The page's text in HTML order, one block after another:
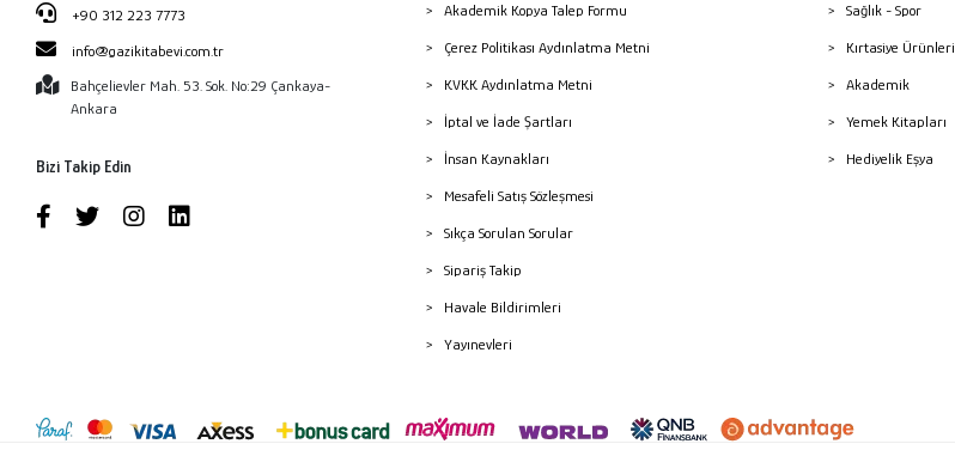
+90 312 223 7773
info@gazikitabevi.com.tr
Bahçelievler Mah. 53. Sok. No:29 Çankaya-
Ankara
Bizi Takip Edin
Akademik Kopya Talep Formu
Çerez Politikası Aydınlatma Metni
KVKK Aydınlatma Metni
İptal ve İade Şartları
İnsan Kaynakları
Mesafeli Satış Sözleşmesi
Sıkça Sorulan Sorular
Sipariş Takip
Havale Bildirimleri
Yayınevleri
Sağlık - Spor
Kırtasiye Ürünleri
Akademik
Yemek Kitapları
Hediyelik Eşya